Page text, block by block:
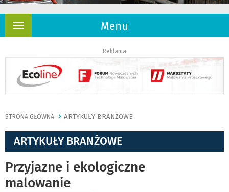
Menu
Rozwiń
Reklama
STRONA GŁÓWNA ARTYKUŁY BRANŻOWE
ARTYKUŁY BRANŻOWE
Przyjazne i ekologiczne
malowanie